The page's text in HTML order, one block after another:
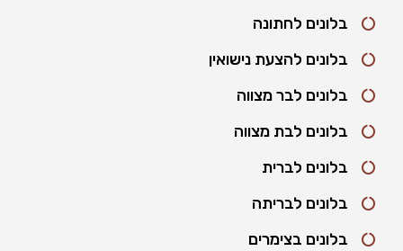
בלונים לחתונה
בלונים להצעת נישואין
בלונים לבר מצווה
בלונים לבת מצווה
בלונים לברית
בלונים לבריתה
בלונים בצימרים